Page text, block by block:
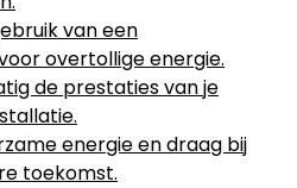
van een
overtollige energie.
de prestaties van je
energie en draag bij
toekomst.